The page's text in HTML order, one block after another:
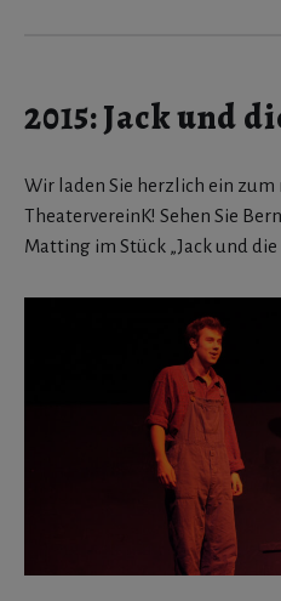
2015: Jack und
Wir laden Sie herzlich ein
TheatervereinK! Sehen Sie
Matting im Stück „Jack und die